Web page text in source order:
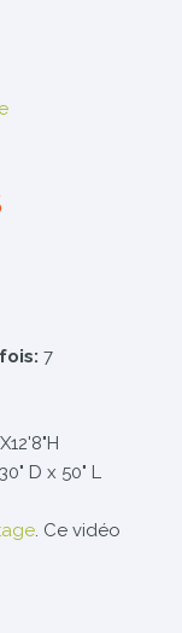
7
D x 50" L
. Ce vidéo